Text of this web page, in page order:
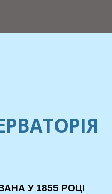
У 1855 РОЦІ